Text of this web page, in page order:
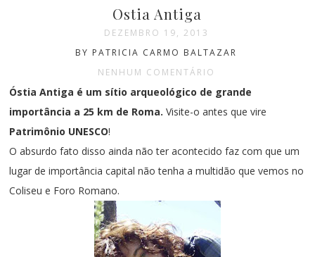
Ostia Antiga
DEZEMBRO 19, 2013
BY PATRICIA CARMO BALTAZAR
NENHUM COMENTÁRIO
Óstia Antiga é um sítio arqueológico de grande
importância a 25 km de Roma. Visite-o antes que vire
Patrimônio UNESCO!
O absurdo fato disso ainda não ter acontecido faz com que um
lugar de importância capital não tenha a multidão que vemos no
Coliseu e Foro Romano.